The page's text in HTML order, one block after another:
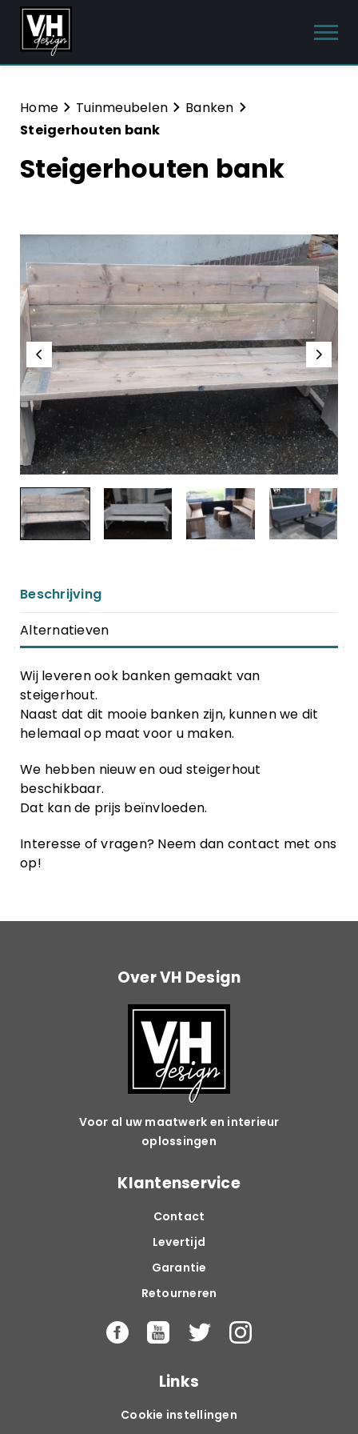
Producten
Interieur meubels
Tuinmeubelen
Blog
Hulp & Contact
Home Tuinmeubelen
Banken
Steigerhouten bank
Steigerhouten bank
Beschrijving
Alternatieven
Wij leveren ook banken gemaakt van
steigerhout.
Naast dat dit mooie banken zijn, kunnen we dit
helemaal op maat voor u maken.
We hebben nieuw en oud steigerhout
beschikbaar.
Dat kan de prijs beïnvloeden.
Interesse of vragen? Neem dan contact met ons
op!
Over VH Design
Voor al uw maatwerk en interieur
oplossingen
Klantenservice
Contact
Levertijd
Garantie
Retourneren
Links
Cookie instellingen